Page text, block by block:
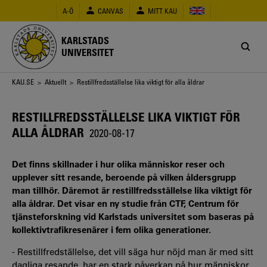
huvudinnehåll
A-Ö CANVAS MITT KAU
KARLSTADS
UNIVERSITET
Länkstig
KAU.SE > Aktuellt > Restillfredsställelse lika viktigt för alla åldrar
RESTILLFREDSSTÄLLELSE LIKA VIKTIGT FÖR
ALLA ÅLDRAR 2020-08-17
Det finns skillnader i hur olika människor reser och
upplever sitt resande, beroende på vilken åldersgrupp
man tillhör. Däremot är restillfredsställelse lika viktigt för
alla åldrar. Det visar en ny studie från CTF, Centrum för
tjänsteforskning vid Karlstads universitet som baseras på
kollektivtrafikresenärer i fem olika generationer.
- Restillfredställelse, det vill säga hur nöjd man är med sitt
dagliga resande, har en stark påverkan på hur människor